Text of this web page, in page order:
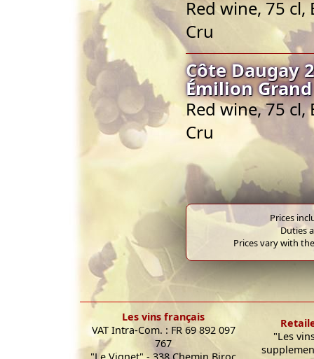
Red wine, 75
Cru
Côte Daugay
Émilion
Red wine, 75
Cru
Prices
Duties
Prices vary with
Les vins français
VAT Intra-Com. : FR 69 892 097
767
"Les